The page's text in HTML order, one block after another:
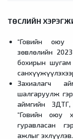
ТӨСЛИЙН
“Говийн оюу
зөвлөлийн
бохирын шугам
Захиалагч
шалгаруулж
аймгийн ЗДТГ,
“Говийн оюу
гуравласан
ажлыг эхлүүлэв.